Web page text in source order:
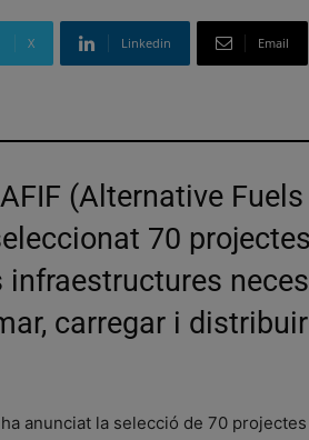
X Linkedin Email
(Alternative
70
infraestructures
carregar i
anunciat la selecció de 70